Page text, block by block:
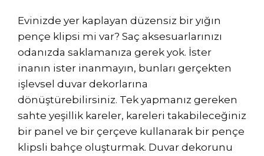
Evinizde yer kaplayan düzensiz bir yığın
pençe klipsi mi var? Saç aksesuarlarınızı
odanızda saklamanıza gerek yok. İster
inanın ister inanmayın, bunları gerçekten
işlevsel duvar dekorlarına
dönüştürebilirsiniz. Tek yapmanız gereken
sahte yeşillik kareler, kareleri takabileceğiniz
bir panel ve bir çerçeve kullanarak bir pençe
klipsli bahçe oluşturmak. Duvar dekorunu